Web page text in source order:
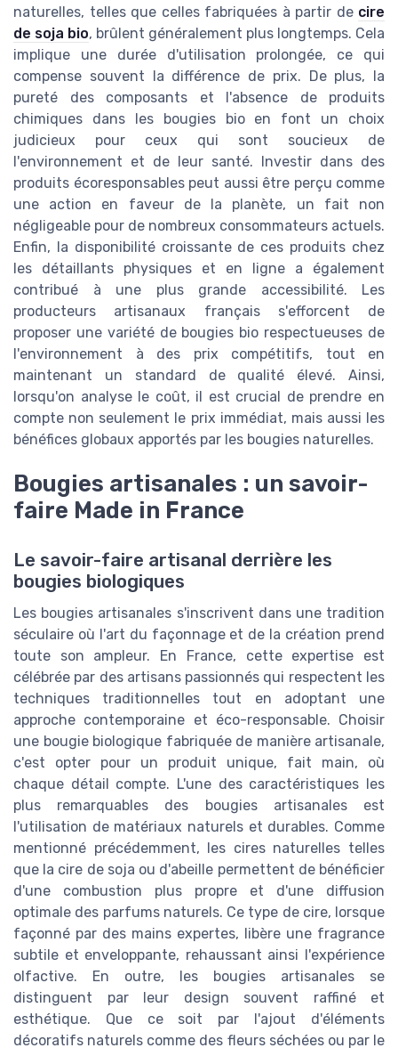
naturelles, telles que celles fabriquées à partir de cire
de soja bio, brûlent généralement plus longtemps. Cela
implique une durée d'utilisation prolongée, ce qui
compense souvent la différence de prix. De plus, la
pureté des composants et l'absence de produits
chimiques dans les bougies bio en font un choix
judicieux pour ceux qui sont soucieux de
l'environnement et de leur santé. Investir dans des
produits écoresponsables peut aussi être perçu comme
une action en faveur de la planète, un fait non
négligeable pour de nombreux consommateurs actuels.
Enfin, la disponibilité croissante de ces produits chez
les détaillants physiques et en ligne a également
contribué à une plus grande accessibilité. Les
producteurs artisanaux français s'efforcent de
proposer une variété de bougies bio respectueuses de
l'environnement à des prix compétitifs, tout en
maintenant un standard de qualité élevé. Ainsi,
lorsqu'on analyse le coût, il est crucial de prendre en
compte non seulement le prix immédiat, mais aussi les
bénéfices globaux apportés par les bougies naturelles.
Bougies artisanales : un savoir-
faire Made in France
Le savoir-faire artisanal derrière les
bougies biologiques
Les bougies artisanales s'inscrivent dans une tradition
séculaire où l'art du façonnage et de la création prend
toute son ampleur. En France, cette expertise est
célébrée par des artisans passionnés qui respectent les
techniques traditionnelles tout en adoptant une
approche contemporaine et éco-responsable. Choisir
une bougie biologique fabriquée de manière artisanale,
c'est opter pour un produit unique, fait main, où
chaque détail compte. L'une des caractéristiques les
plus remarquables des bougies artisanales est
l'utilisation de matériaux naturels et durables. Comme
mentionné précédemment, les cires naturelles telles
que la cire de soja ou d'abeille permettent de bénéficier
d'une combustion plus propre et d'une diffusion
optimale des parfums naturels. Ce type de cire, lorsque
façonné par des mains expertes, libère une fragrance
subtile et enveloppante, rehaussant ainsi l'expérience
olfactive. En outre, les bougies artisanales se
distinguent par leur design souvent raffiné et
esthétique. Que ce soit par l'ajout d'éléments
décoratifs naturels comme des fleurs séchées ou par le